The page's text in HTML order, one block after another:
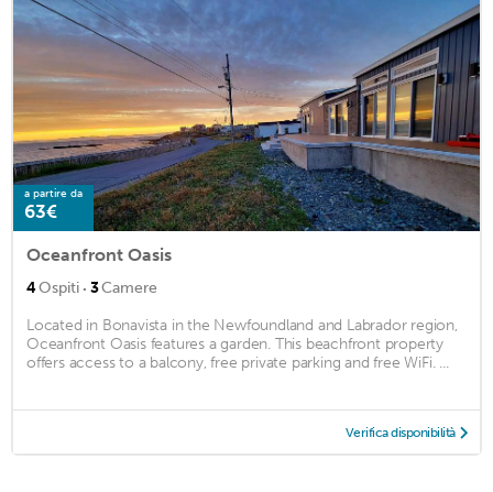
a partire da
63€
Oceanfront Oasis
4Ospiti · 3Camere
Located in Bonavista in the Newfoundland and Labrador region,
Oceanfront Oasis features a garden. This beachfront property
offers access to a balcony, free private parking and free WiFi. ...
Verifica disponibilità